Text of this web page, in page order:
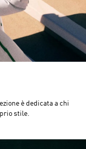
è dedicata a chi
stile.